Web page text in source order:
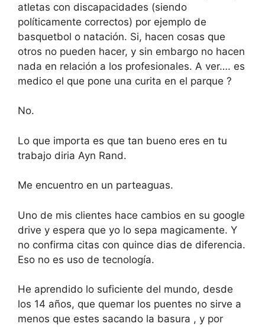
atletas con discapacidades (siendo
políticamente correctos) por ejemplo de
basquetbol o natación. Si, hacen cosas que
otros no pueden hacer, y sin embargo no hacen
nada en relación a los profesionales. A ver…. es
medico el que pone una curita en el parque ?
No.
Lo que importa es que tan bueno eres en tu
trabajo diria Ayn Rand.
Me encuentro en un parteaguas.
Uno de mis clientes hace cambios en su google
drive y espera que yo lo sepa magicamente. Y
no confirma citas con quince dias de diferencia.
Eso no es uso de tecnología.
He aprendido lo suficiente del mundo, desde
los 14 años, que quemar los puentes no sirve a
menos que estes sacando la basura , y por